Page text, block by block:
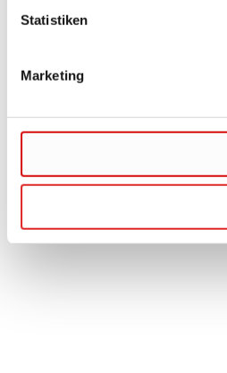
Statistiken
Marketing